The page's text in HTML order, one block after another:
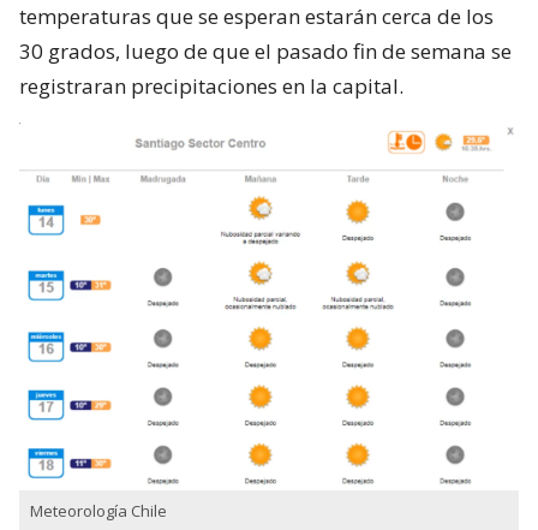
temperaturas que se esperan estarán cerca de los
30 grados, luego de que el pasado fin de semana se
registraran precipitaciones en la capital.
Meteorología Chile